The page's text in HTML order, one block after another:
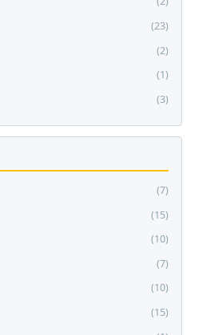
(23)
(2)
(1)
(3)
(7)
(15)
(10)
(7)
(10)
(15)